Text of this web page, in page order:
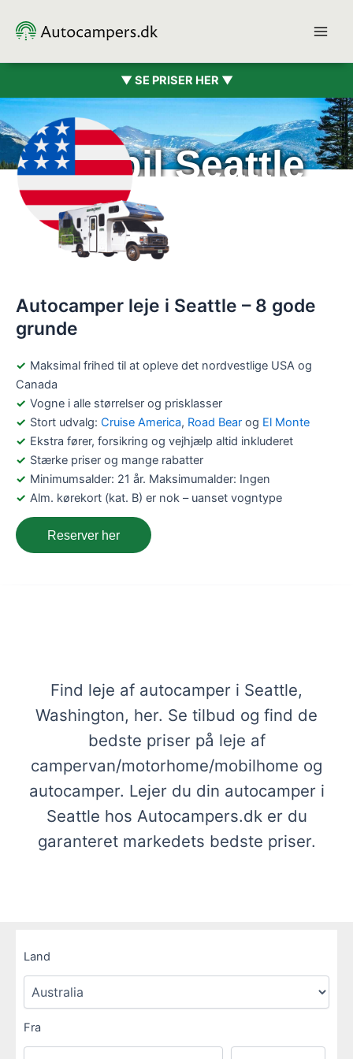
rett
innholdet
▼ SE PRISER HER ▼
Bobil Seattle
Autocamper leje i Seattle – 8 gode
grunde
Maksimal frihed til at opleve det nordvestlige USA og
Canada
Vogne i alle størrelser og prisklasser
Stort udvalg: Cruise America, Road Bear og El Monte
Ekstra fører, forsikring og vejhjælp altid inkluderet
Stærke priser og mange rabatter
Minimumsalder: 21 år. Maksimumalder: Ingen
Alm. kørekort (kat. B) er nok – uanset vogntype
Reserver her
Find leje af autocamper i Seattle,
Washington, her. Se tilbud og find de
bedste priser på leje af
campervan/motorhome/mobilhome og
autocamper. Lejer du din autocamper i
Seattle hos Autocampers.dk er du
garanteret markedets bedste priser.
Land
Fra